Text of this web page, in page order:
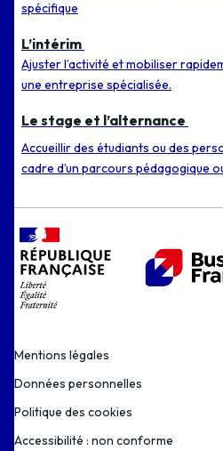
spécifique
L’intérim
Ajuster l’activité et mobiliser
une entreprise spécialisée.
Le stage et l’alternance
Accueillir des étudiants ou des
cadre d’un parcours pédagogique
Mentions légales
Données personnelles
Politique des cookies
Accessibilité : non conforme